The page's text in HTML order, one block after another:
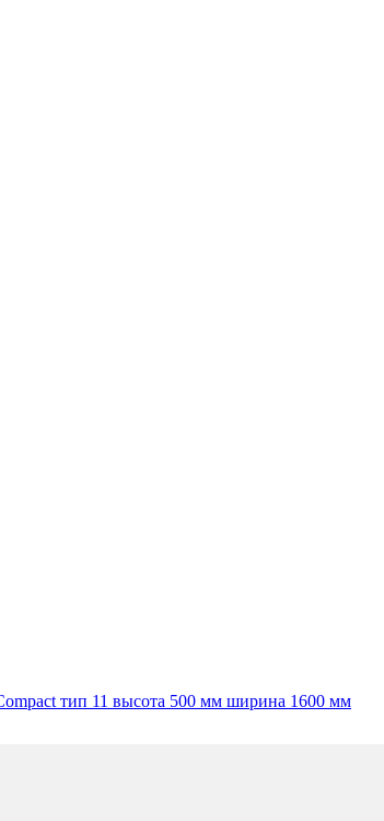
тип 11 высота 500 мм ширина 1600 мм